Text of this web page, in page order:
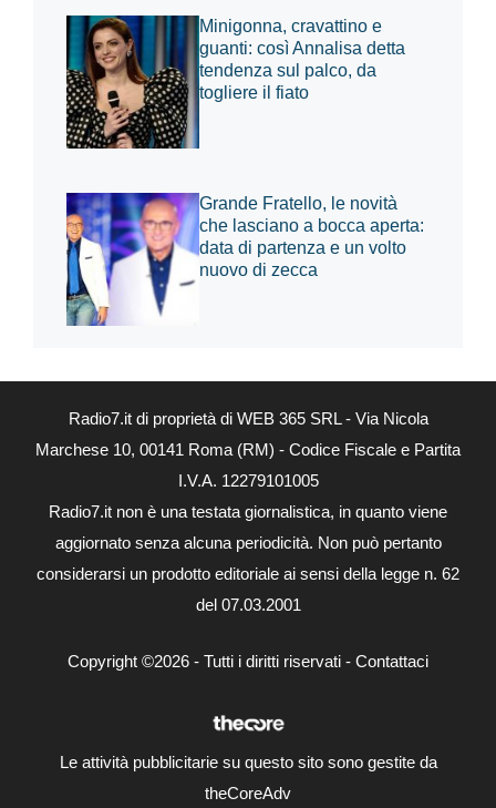
Minigonna, cravattino e
guanti: così Annalisa detta
tendenza sul palco, da
togliere il fiato
Grande Fratello, le novità
che lasciano a bocca aperta:
data di partenza e un volto
nuovo di zecca
Radio7.it di proprietà di WEB 365 SRL - Via Nicola
Marchese 10, 00141 Roma (RM) - Codice Fiscale e Partita
I.V.A. 12279101005
Radio7.it non è una testata giornalistica, in quanto viene
aggiornato senza alcuna periodicità. Non può pertanto
considerarsi un prodotto editoriale ai sensi della legge n. 62
del 07.03.2001
Copyright ©2026 - Tutti i diritti riservati - Contattaci
Le attività pubblicitarie su questo sito sono gestite da
theCoreAdv